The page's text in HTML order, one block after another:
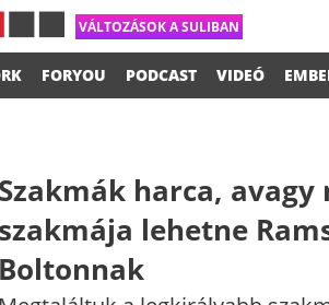
VÁLTOZÁSOK A SULIBAN
FORYOU PODCAST VIDEÓ
harca, avagy
lehetne